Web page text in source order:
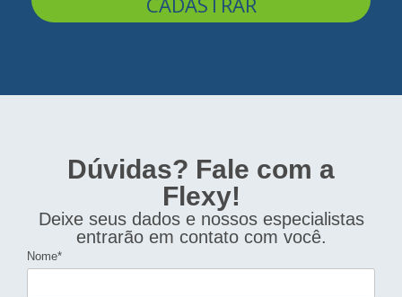
Dúvidas? Fale com a
Flexy!
Deixe seus dados e nossos especialistas
entrarão em contato com você.
Nome*